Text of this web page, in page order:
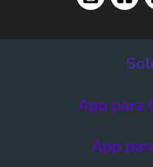
App para
App